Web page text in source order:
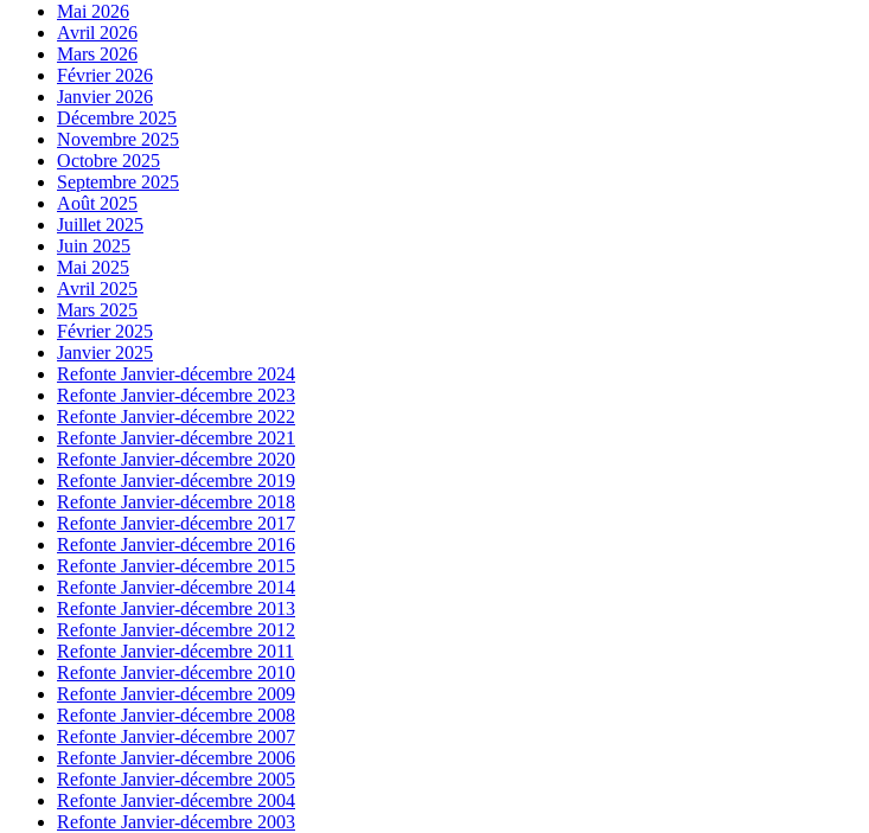
Mai 2026
Avril 2026
Mars 2026
Février 2026
Janvier 2026
Décembre 2025
Novembre 2025
Octobre 2025
Septembre 2025
Août 2025
Juillet 2025
Juin 2025
Mai 2025
Avril 2025
Mars 2025
Février 2025
Janvier 2025
Refonte Janvier-décembre 2024
Refonte Janvier-décembre 2023
Refonte Janvier-décembre 2022
Refonte Janvier-décembre 2021
Refonte Janvier-décembre 2020
Refonte Janvier-décembre 2019
Refonte Janvier-décembre 2018
Refonte Janvier-décembre 2017
Refonte Janvier-décembre 2016
Refonte Janvier-décembre 2015
Refonte Janvier-décembre 2014
Refonte Janvier-décembre 2013
Refonte Janvier-décembre 2012
Refonte Janvier-décembre 2011
Refonte Janvier-décembre 2010
Refonte Janvier-décembre 2009
Refonte Janvier-décembre 2008
Refonte Janvier-décembre 2007
Refonte Janvier-décembre 2006
Refonte Janvier-décembre 2005
Refonte Janvier-décembre 2004
Refonte Janvier-décembre 2003